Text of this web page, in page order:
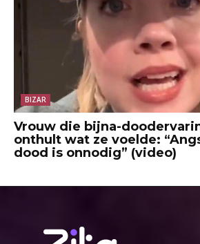
BIZAR
Vrouw die bijna-
onthult wat ze voelde:
dood is onnodig” (video)